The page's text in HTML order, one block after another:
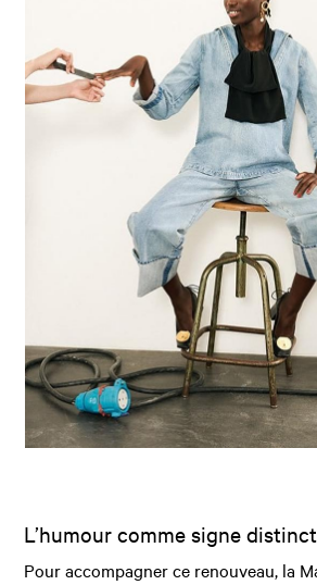
L’humour comme signe
Pour accompagner ce renouveau, la